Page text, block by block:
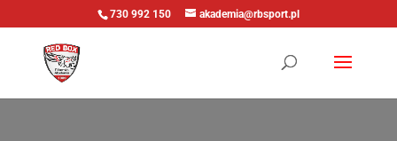
730 992 150 akademia@rbsport.pl